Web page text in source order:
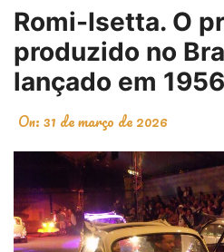
Romi-Isetta. O
produzido no
lançado em
On:31 de março de 2026